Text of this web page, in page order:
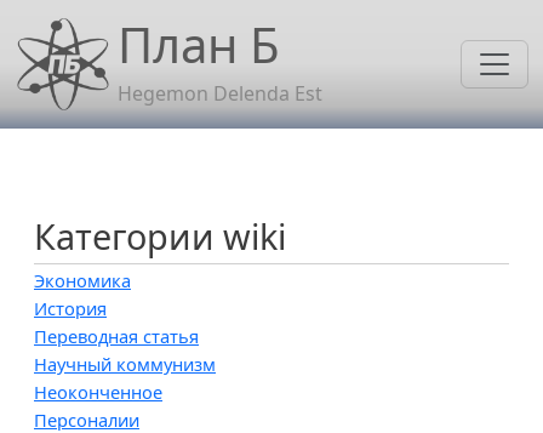
Перейти к основному содержанию
План Б
Hegemon Delenda Est
Категории wiki
Экономика
История
Переводная статья
Научный коммунизм
Неоконченное
Персоналии